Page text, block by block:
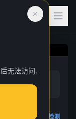
(
,播放检测
无法访问.